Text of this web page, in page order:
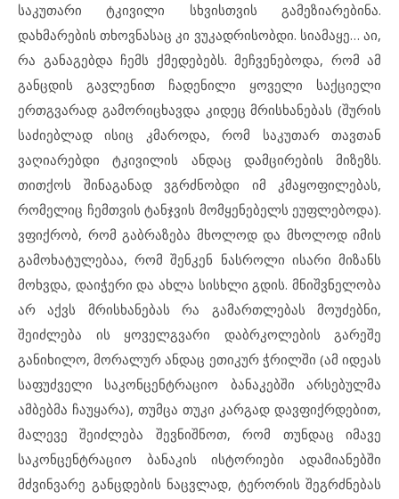
საკუთარი ტკივილი სხვისთვის გამეზიარებინა.
დახმარების თხოვნასაც კი ვუკადრისობდი. სიამაყე… აი,
რა განაგებდა ჩემს ქმედებებს. მეჩვენებოდა, რომ ამ
განცდის გავლენით ჩადენილი ყოველი საქციელი
ერთგვარად გამორიცხავდა კიდეც მრისხანებას (შურის
საძიებლად ისიც კმაროდა, რომ საკუთარ თავთან
ვაღიარებდი ტკივილის ანდაც დამცირების მიზეზს.
თითქოს შინაგანად ვგრძნობდი იმ კმაყოფილებას,
რომელიც ჩემთვის ტანჯვის მომყენებელს ეუფლებოდა).
ვფიქრობ, რომ გაბრაზება მხოლოდ და მხოლოდ იმის
გამოხატულებაა, რომ შენკენ ნასროლი ისარი მიზანს
მოხვდა, დაიჭერი და ახლა სისხლი გდის. მნიშვნელობა
არ აქვს მრისხანებას რა გამართლებას მოუძებნი,
შეიძლება ის ყოველგვარი დაბრკოლების გარეშე
განიხილო, მორალურ ანდაც ეთიკურ ჭრილში (ამ იდეას
საფუძველი საკონცენტრაციო ბანაკებში არსებულმა
ამბებმა ჩაუყარა), თუმცა თუკი კარგად დავფიქრდებით,
მალევე შეიძლება შევნიშნოთ, რომ თუნდაც იმავე
საკონცენტრაციო ბანაკის ისტორიები ადამიანებში
მძვინვარე განცდების ნაცვლად, ტერორის შეგრძნებას